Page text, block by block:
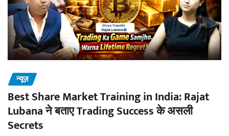
न्यूज़
Best Share Market Training in India: Rajat
Lubana ने बताए Trading Success के असली
Secrets